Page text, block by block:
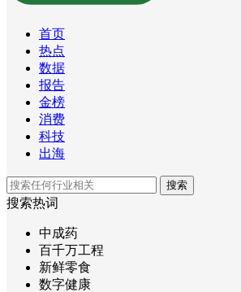
首页
热点
数据
报告
金榜
消费
科技
出海
搜索
搜索热词
中成药
百千万工程
新鲜零食
数字健康